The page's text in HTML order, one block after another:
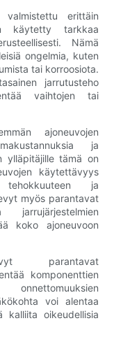
erittäin
käytetty tarkkaa
Nämä
ongelmia, kuten
tai korroosiota.
jarrutusteho
vaihtojen tai
ajoneuvojen
ja
ylläpitäjille tämä on
käytettävyys
ja
myös parantavat
jarrujärjestelmien
koko ajoneuvoon
parantavat
komponenttien
voi alentaa
kalliita oikeudellisia